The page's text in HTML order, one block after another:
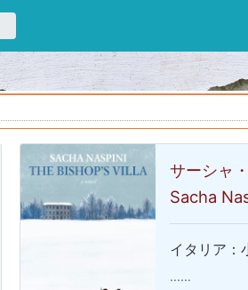
サーシャ
Sacha
イタリア：
……